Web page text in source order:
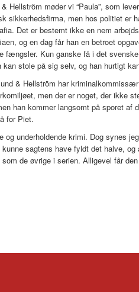
Hellström møder vi “Paula”, som
sikkerhedsfirma, men hos politiet er
Det er bestemt ikke en nem
og en dag får han en betroet
fængsler. Kun ganske få i det
stole på sig selv, og han hurtigt
& Hellström har
men der er noget, der ikke
han kommer langsomt på sporet af
for Piet.
og underholdende krimi. Dog synes
kunne sagtens have fyldt det halve,
de øvrige i serien. Alligevel får den